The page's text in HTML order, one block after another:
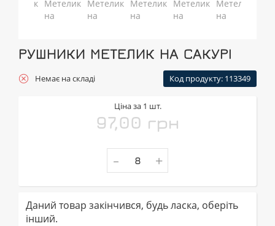
РУШНИКИ МЕТЕЛИК НА САКУРІ
Немає на складі Код продукту: 113349
Ціна за 1 шт.
97,00 грн
- +
Даний товар закінчився, будь ласка, оберіть
інший.